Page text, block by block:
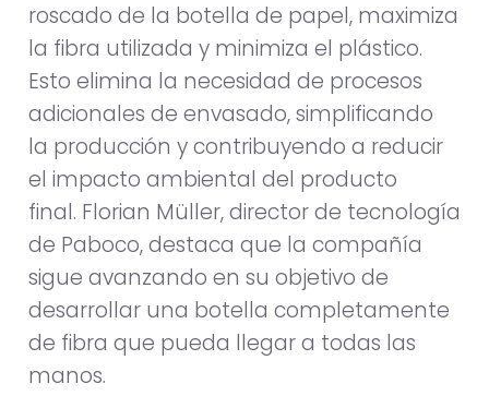
roscado de la botella de papel, maximiza
la fibra utilizada y minimiza el plástico.
Esto elimina la necesidad de procesos
adicionales de envasado, simplificando
la producción y contribuyendo a reducir
el impacto ambiental del producto
final. Florian Müller, director de tecnología
de Paboco, destaca que la compañía
sigue avanzando en su objetivo de
desarrollar una botella completamente
de fibra que pueda llegar a todas las
manos.